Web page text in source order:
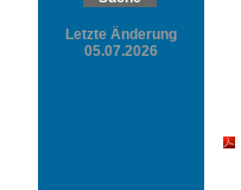
Letzte Änderung
05.07.2026